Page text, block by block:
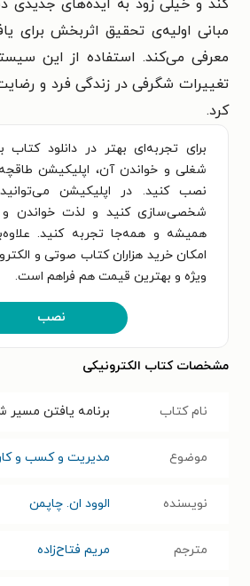
کند و خیلی زود به ایده‌های جدیدی
مبانی اولیه‌ی تحقیق اثربخش برای
معرفی می‌کند. استفاده از این
تغییرات شگرفی در زندگی فرد و
کرد.
برای تجربه‌ای بهتر در دانلود کتاب
شغلی و خواندن آن، اپلیکیشن
نصب کنید. در اپلیکیشن
شخصی‌سازی کنید و لذت خواندن و
همیشه و همه‌جا تجربه کنید.
امکان خرید هزاران کتاب صوتی و
ویژه و بهترین قیمت هم فراهم است.
نصب
مشخصات کتاب الکترونیکی
نام کتاب برنامه یافتن مسیر
موضوع مدیریت و کسب و کار
نویسنده الوود ان. چاپمن
مترجم مریم فتاح‌زاده